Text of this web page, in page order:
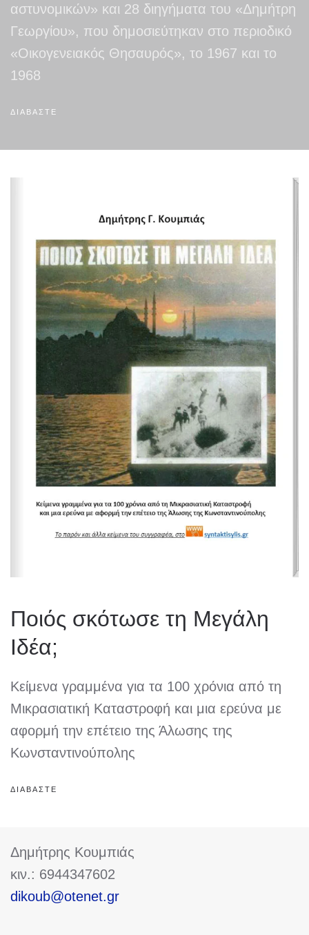
αστυνομικών» και 28 διηγήματα του «Δημήτρη
Γεωργίου», που δημοσιεύτηκαν στο περιοδικό
«Οικογενειακός Θησαυρός», το 1967 και το
1968
ΔΙΑΒΑΣΤΕ
Ποιός σκότωσε τη Μεγάλη
Ιδέα;
Κείμενα γραμμένα για τα 100 χρόνια από τη
Μικρασιατική Καταστροφή και μια ερεύνα με
αφορμή την επέτειο της Άλωσης της
Κωνσταντινούπολης
ΔΙΑΒΑΣΤΕ
Δημήτρης Κουμπιάς
κιν.: 6944347602
dikoub@otenet.gr